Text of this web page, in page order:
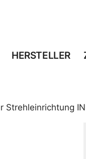
HERSTELLER